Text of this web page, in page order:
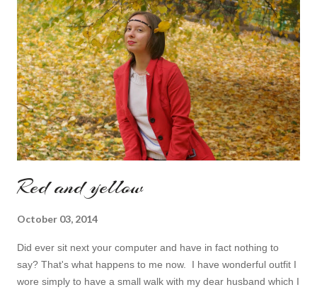
inspiration will be most pleasing. As always I wanted to set up a
topic to make it even better. My topic for today is long formal
dresses . Out of tons of online shop I picked the best for me
toda...
Red and yellow
October 03, 2014
Did ever sit next your computer and have in fact nothing to
say? That's what happens to me now. I have wonderful outfit I
wore simply to have a small walk with my dear husband which I